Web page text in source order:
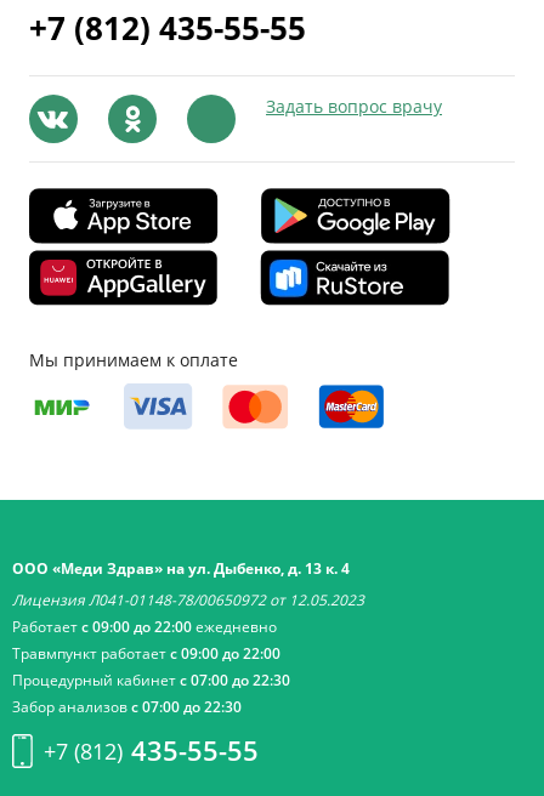
+7 (812) 435-55-55
Задать вопрос врачу
Мы принимаем к оплате
ООО «Меди Здрав» на ул. Дыбенко, д. 13 к. 4
Лицензия Л041-01148-78/00650972 от 12.05.2023
Работаетс 09:00 до 22:00ежедневно
Травмпункт работаетс 09:00 до 22:00
Процедурный кабинетс 07:00 до 22:30
Забор анализовс 07:00 до 22:30
+7 (812) 435-55-55